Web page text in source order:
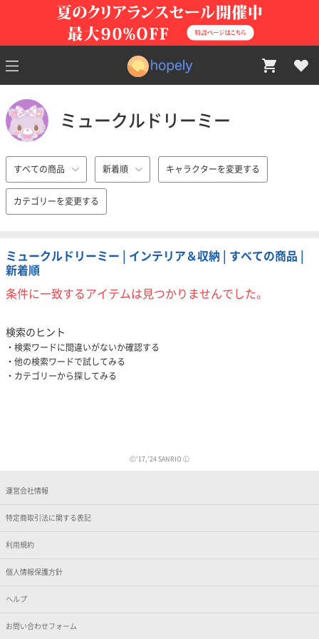
ミュークルドリーミー
すべての商品 新着順 キャラクターを変更する
カテゴリーを変更する
ミュークルドリーミー | インテリア＆収納 | すべての商品 |
新着順
条件に一致するアイテムは見つかりませんでした。
検索のヒント
検索ワードに間違いがないか確認する
他の検索ワードで試してみる
カテゴリーから探してみる
Ⓒ'17,'24 SANRIO Ⓛ
運営会社情報
特定商取引法に関する表記
利用規約
個人情報保護方針
ヘルプ
お問い合わせフォーム